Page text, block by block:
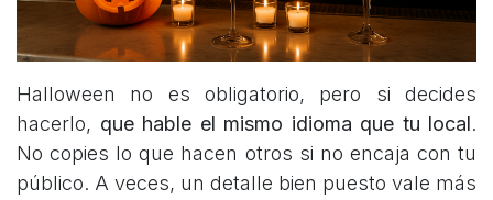
Halloween no es obligatorio, pero si decides
hacerlo, que hable el mismo idioma que tu local.
No copies lo que hacen otros si no encaja con tu
público. A veces, un detalle bien puesto vale más